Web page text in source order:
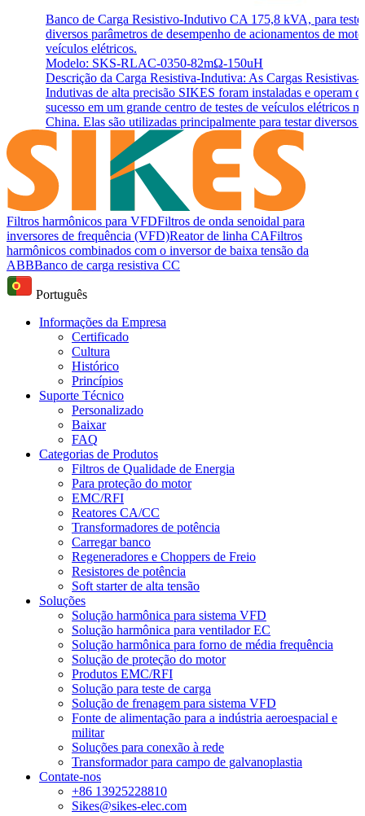
Banco de Carga Resistivo-Indutivo CA 175,8 kVA, para teste
diversos parâmetros de desempenho de acionamentos de
veículos elétricos.
Modelo: SKS-RLAC-0350-82mΩ-150uH
Descrição da Carga Resistiva-Indutiva: As Cargas Resistivas-
Indutivas de alta precisão SIKES foram instaladas e operam
sucesso em um grande centro de testes de veículos elétricos na
China. Elas são utilizadas principalmente para testar diversos
Filtros harmônicos para VFDFiltros de onda senoidal para
inversores de frequência (VFD)Reator de linha CAFiltros
harmônicos combinados com o inversor de baixa tensão da
ABBBanco de carga resistiva CC
Português
Informações da Empresa
Certificado
Cultura
Histórico
Princípios
Suporte Técnico
Personalizado
Baixar
FAQ
Categorias de Produtos
Filtros de Qualidade de Energia
Para proteção do motor
EMC/RFI
Reatores CA/CC
Transformadores de potência
Carregar banco
Regeneradores e Choppers de Freio
Resistores de potência
Soft starter de alta tensão
Soluções
Solução harmônica para sistema VFD
Solução harmônica para ventilador EC
Solução harmônica para forno de média frequência
Solução de proteção do motor
Produtos EMC/RFI
Solução para teste de carga
Solução de frenagem para sistema VFD
Fonte de alimentação para a indústria aeroespacial e
militar
Soluções para conexão à rede
Transformador para campo de galvanoplastia
Contate-nos
+86 13925228810
Sikes@sikes-elec.com